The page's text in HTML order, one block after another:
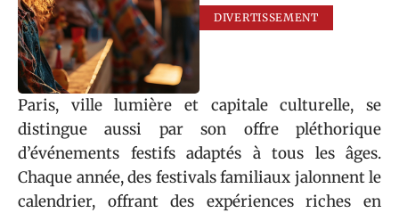
DIVERTISSEMENT
Paris, ville lumière et capitale culturelle, se
distingue aussi par son offre pléthorique
d’événements festifs adaptés à tous les âges.
Chaque année, des festivals familiaux jalonnent le
calendrier, offrant des expériences riches en